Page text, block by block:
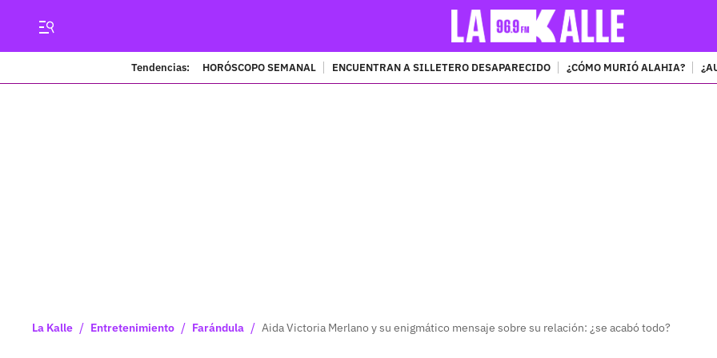
Tendencias: HORÓSCOPO SEMANAL ENCUENTRAN A SILLETERO DESAPARECIDO ¿CÓMO MURIÓ ALAHIA?
La Kalle / Entretenimiento / Farándula / Aida Victoria Merlano y su enigmático mensaje sobre su relación: ¿se acabó todo?